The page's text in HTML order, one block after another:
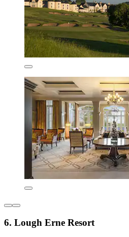
6. Lough Erne Resort